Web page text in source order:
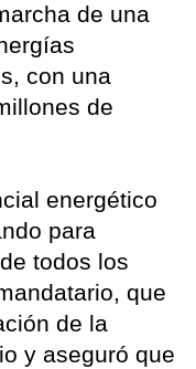
de una
con una
de
energético
para
todos los
que
de la
y aseguró que